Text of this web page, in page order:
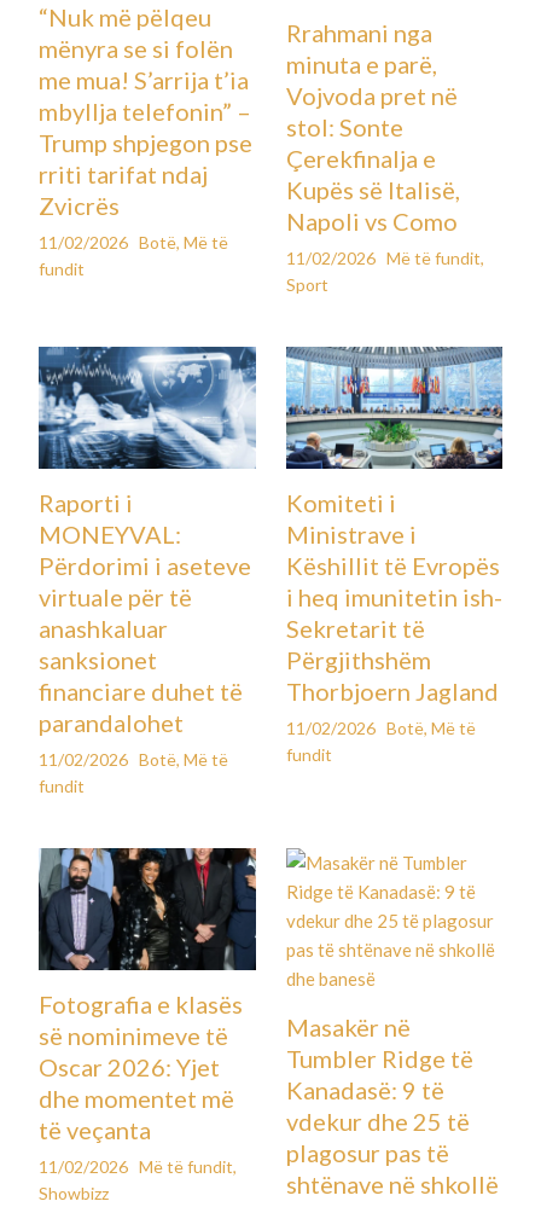
“Nuk më pëlqeu
mënyra se si folën
me mua! S’arrija t’ia
mbyllja telefonin” –
Trump shpjegon pse
rriti tarifat ndaj
Zvicrës
11/02/2026 Botë,Më të
fundit
Rrahmani nga
minuta e parë,
Vojvoda pret në
stol: Sonte
Çerekfinalja e
Kupës së Italisë,
Napoli vs Como
11/02/2026 Më të fundit,
Sport
Raporti i
MONEYVAL:
Përdorimi i aseteve
virtuale për të
anashkaluar
sanksionet
financiare duhet të
parandalohet
11/02/2026 Botë,Më të
fundit
Komiteti i
Ministrave i
Këshillit të Evropës
i heq imunitetin ish-
Sekretarit të
Përgjithshëm
Thorbjoern Jagland
11/02/2026 Botë, Më të
fundit
Fotografia e klasës
së nominimeve të
Oscar 2026: Yjet
dhe momentet më
të veçanta
11/02/2026 Më të fundit,
Showbizz
Masakër në
Tumbler Ridge të
Kanadasë: 9 të
vdekur dhe 25 të
plagosur pas të
shtënave në shkollë